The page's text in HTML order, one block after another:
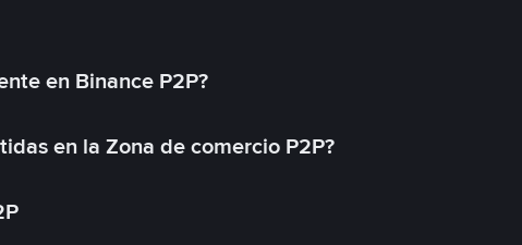
en Binance P2P?
en la Zona de comercio P2P?